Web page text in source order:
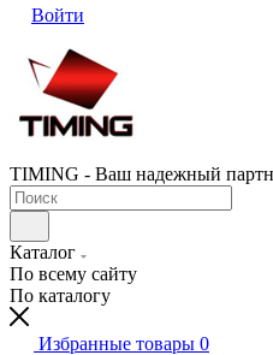
Войти
TIMING - Ваш надежный
Каталог
По всему сайту
По каталогу
Избранные товары 0